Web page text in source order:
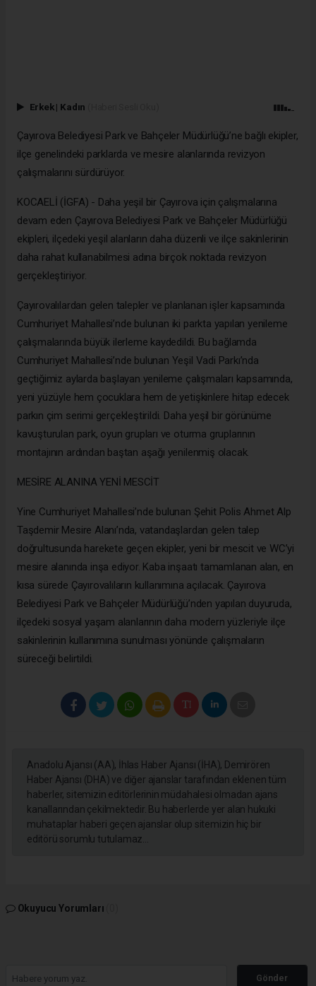
Erkek | Kadın
Çayırova Belediyesi Park ve Bahçeler Müdürlüğü’ne bağlı ekipler,
ilçe genelindeki parklarda ve mesire alanlarında revizyon
çalışmalarını sürdürüyor.
KOCAELİ (İGFA) - Daha yeşil bir Çayırova için çalışmalarına
devam eden Çayırova Belediyesi Park ve Bahçeler Müdürlüğü
ekipleri, ilçedeki yeşil alanların daha düzenli ve ilçe sakinlerinin
daha rahat kullanabilmesi adına birçok noktada revizyon
gerçekleştiriyor.
Çayırovalılardan gelen talepler ve planlanan işler kapsamında
Cumhuriyet Mahallesi’nde bulunan iki parkta yapılan yenileme
çalışmalarında büyük ilerleme kaydedildi. Bu bağlamda
Cumhuriyet Mahallesi’nde bulunan Yeşil Vadi Parkı’nda
geçtiğimiz aylarda başlayan yenileme çalışmaları kapsamında,
yeni yüzüyle hem çocuklara hem de yetişkinlere hitap edecek
parkın çim serimi gerçekleştirildi. Daha yeşil bir görünüme
kavuşturulan park, oyun grupları ve oturma gruplarının
montajının ardından baştan aşağı yenilenmiş olacak.
MESİRE ALANINA YENİ MESCİT
Yine Cumhuriyet Mahallesi’nde bulunan Şehit Polis Ahmet Alp
Taşdemir Mesire Alanı’nda, vatandaşlardan gelen talep
doğrultusunda harekete geçen ekipler, yeni bir mescit ve WC’yi
mesire alanında inşa ediyor. Kaba inşaatı tamamlanan alan, en
kısa sürede Çayırovalıların kullanımına açılacak. Çayırova
Belediyesi Park ve Bahçeler Müdürlüğü’nden yapılan duyuruda,
ilçedeki sosyal yaşam alanlarının daha modern yüzleriyle ilçe
sakinlerinin kullanımına sunulması yönünde çalışmaların
süreceği belirtildi.
Anadolu Ajansı (AA), İhlas Haber Ajansı (İHA), Demirören
Haber Ajansı (DHA) ve diğer ajanslar tarafından eklenen tüm
haberler, sitemizin editörlerinin müdahalesi olmadan ajans
kanallarından çekilmektedir. Bu haberlerde yer alan hukuki
muhataplar haberi geçen ajanslar olup sitemizin hiç bir
editörü sorumlu tutulamaz...
Okuyucu Yorumları
Gönder